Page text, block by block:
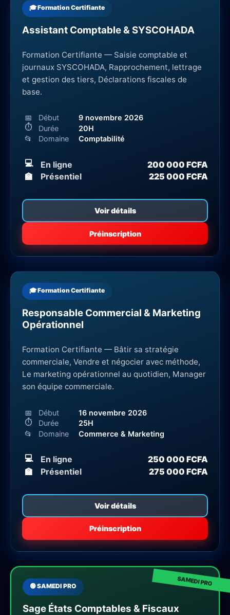
🎓 Formation Certifiante
Assistant Comptable & SYSCOHADA
Formation Certifiante — Saisie comptable et
journaux SYSCOHADA, Rapprochement, lettrage
et gestion des tiers, Déclarations fiscales de
base.
📅 Début
9 novembre 2026
⏱
Durée
20H
📂
Domaine Comptabilité
💻 En ligne
200 000 FCFA
🏫
Présentiel 225 000 FCFA
Voir détails
Préinscription
🎓 Formation Certifiante
Responsable Commercial & Marketing
Opérationnel
Formation Certifiante — Bâtir sa stratégie
commerciale, Vendre et négocier avec méthode,
Le marketing opérationnel au quotidien, Manager
son équipe commerciale.
📅 Début
16 novembre 2026
⏱
Durée
25H
📂
Domaine Commerce & Marketing
💻 En ligne
250 000 FCFA
🏫
Présentiel 275 000 FCFA
Voir détails
Préinscription
🟢 SAMEDI PRO
Sage États Comptables & Fiscaux